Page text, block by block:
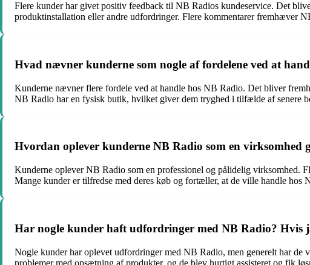
Flere kunder har givet positiv feedback til NB Radios kundeservice. Det
produktinstallation eller andre udfordringer. Flere kommentarer fremhæver
Hvad nævner kunderne som nogle af fordelene ved at
Kunderne nævner flere fordele ved at handle hos NB Radio. Det bliver
NB Radio har en fysisk butik, hvilket giver dem tryghed i tilfælde af senere
Hvordan oplever kunderne NB Radio som en virksomhed
Kunderne oplever NB Radio som en professionel og pålidelig virksomhed.
Mange kunder er tilfredse med deres køb og fortæller, at de ville handle hos
Har nogle kunder haft udfordringer med NB Radio? Hvis
Nogle kunder har oplevet udfordringer med NB Radio, men generelt har de
problemer med opsætning af produkter, og de blev hurtigt assisteret og fik